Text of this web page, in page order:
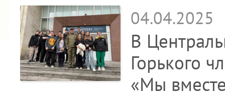
04.04.2025
В
Горького
«Мы